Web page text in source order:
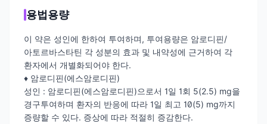
용법용량
이 약은 성인에 한하여 투여하며, 투여용량은 암로디핀/
아토르바스타틴 각 성분의 효과 및 내약성에 근거하여 각
환자에서 개별화되어야 한다.
♦ 암로디핀(에스암로디핀)
성인 : 암로디핀(에스암로디핀)으로서 1일 1회 5(2.5) mg을
경구투여하며 환자의 반응에 따라 1일 최고 10(5) mg까지
증량할 수 있다. 증상에 따라 적절히 증감한다.